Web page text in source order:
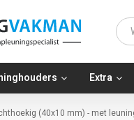
Extra
(40x10 mm) - met